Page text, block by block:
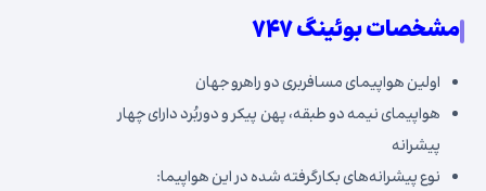
مشخصات بوئینگ ۷۴۷
اولین هواپیمای مسافربری دو راهرو جهان
هواپیمای نیمه دو طبقه، پهن پیکر و دوربُرد دارای چهار
پیشرانه
نوع پیشرانه‌های بکارگرفته شده در این هواپیما: